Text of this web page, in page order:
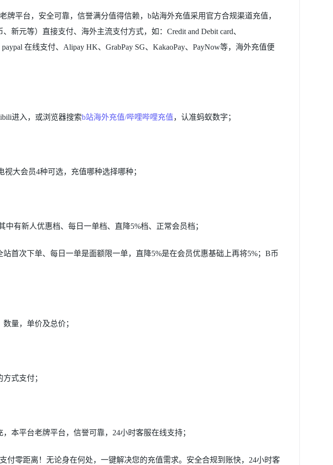
牌平台，安全可靠，信誉满分值得信赖，b站海外充值采用官方合规渠道充值，
新元等）直接支付、海外主流支付方式，如：Credit and Debit card、
在线支付、Alipay HK、GrabPay SG、KakaoPay、PayNow等，海外充值便
进入，或浏览器搜索b站海外充值/哔哩哔哩充值，认准蚂蚁数字；
大会员4种可选，充值哪种选择哪种；
中有新人优惠档、每日一单档、直降5%档、正常会员档；
首次下单、每日一单是面额限一单，直降5%是在会员优惠基础上再将5%；B币
量，单价及总价；
式支付；
本平台老牌平台，信誉可靠，24小时客服在线支持；
付零距离！无论身在何处，一键解决您的充值需求。安全合规到账快，24小时客